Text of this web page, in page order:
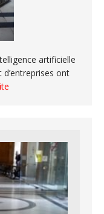
artificielle
ont